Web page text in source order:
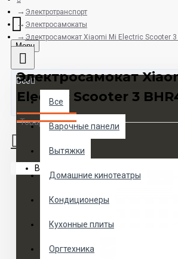
Menu
Все
Все
Варочные панели
Вытяжки
Домашние кинотеатры
Кондиционеры
Кухонные плиты
Оргтехника
Товаров 0 (0 руб.)
Ваша корзина пуста!
Электротранспорт
Электросамокаты
Электросамокат Xiaomi Mi Electric Scooter 3
Электросамокат
Electric Scooter 3